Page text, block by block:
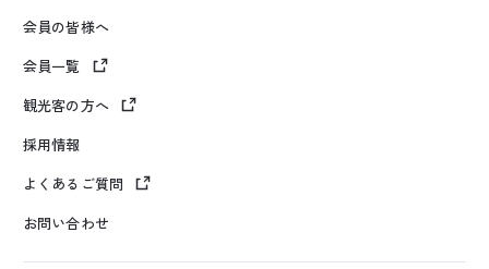
会員の皆様へ
会員一覧
観光客の方へ
採用情報
よくあるご質問
お問い合わせ